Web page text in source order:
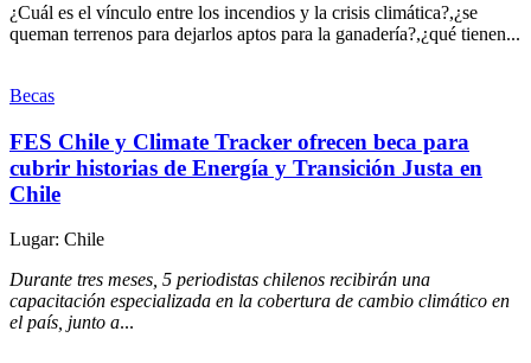
¿Cuál es el vínculo entre los incendios y la crisis climática?,¿se
queman terrenos para dejarlos aptos para la ganadería?,¿qué tienen...
Becas
FES Chile y Climate Tracker ofrecen beca para
cubrir historias de Energía y Transición Justa en
Chile
Lugar: Chile
Durante tres meses, 5 periodistas chilenos recibirán una
capacitación especializada en la cobertura de cambio climático en
el país, junto a...